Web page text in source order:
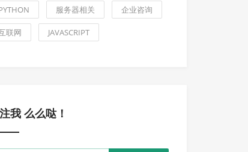
服务器相关 企业咨询
联网 JAVASCRIPT
我 么么哒！